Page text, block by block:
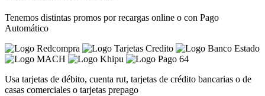
Tenemos distintas promos por recargas online o con Pago
Automático
Usa tarjetas de débito, cuenta rut, tarjetas de crédito bancarias o de
casas comerciales o tarjetas prepago